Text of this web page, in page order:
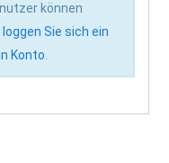
können
loggen Sie sich ein
Konto